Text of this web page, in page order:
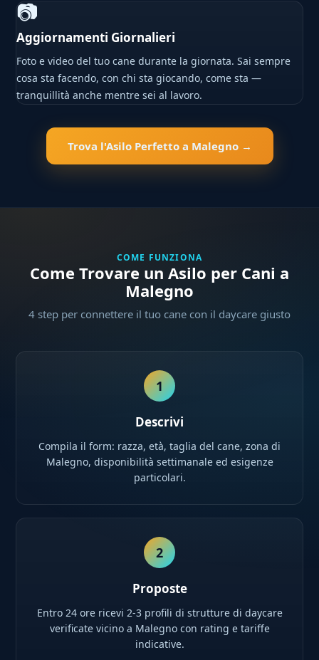
📷
Aggiornamenti Giornalieri
Foto e video del tuo cane durante la giornata. Sai sempre
cosa sta facendo, con chi sta giocando, come sta —
tranquillità anche mentre sei al lavoro.
Trova l'Asilo Perfetto a Malegno →
COME FUNZIONA
Come Trovare un Asilo per Cani a
Malegno
4 step per connettere il tuo cane con il daycare giusto
1
Descrivi
Compila il form: razza, età, taglia del cane, zona di
Malegno, disponibilità settimanale ed esigenze
particolari.
2
Proposte
Entro 24 ore ricevi 2-3 profili di strutture di daycare
verificate vicino a Malegno con rating e tariffe
indicative.